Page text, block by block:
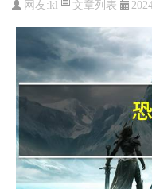
网友:kl 文章列表